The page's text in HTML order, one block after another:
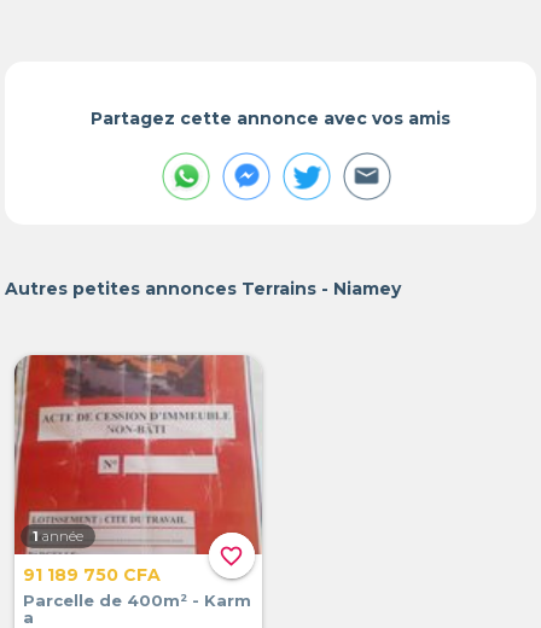
Partagez cette annonce avec vos amis
Autres petites annonces Terrains - Niamey
favorite_border
1 année
91 189 750 CFA
Parcelle de 400m² - Karm
a